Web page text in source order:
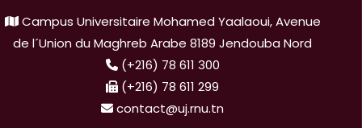
Campus Universitaire Mohamed Yaalaoui, Avenue
de l´Union du Maghreb Arabe 8189 Jendouba Nord
(+216) 78 611 300
(+216) 78 611 299
contact@uj.rnu.tn